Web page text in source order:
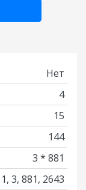
Нет
4
15
144
3 * 881
1, 3, 881, 2643